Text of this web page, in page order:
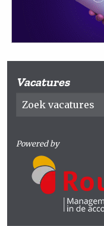
Vacatures
Powered by